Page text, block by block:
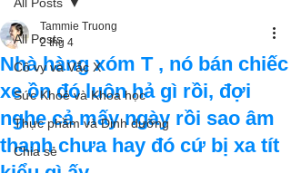
All Posts
Cô vy và Vắc X
Sức Khoẻ và Khoa học
Thực phầm và Dinh dưỡng
Chia sẻ
Nhà hàng xóm T , nó bán chiếc
xe ồn đó luôn hả gì rồi, đợi
nghe cả mấy ngày rồi sao âm
thanh chưa hay đó cứ bị xa tít
Tammie Truong
2 thg 4